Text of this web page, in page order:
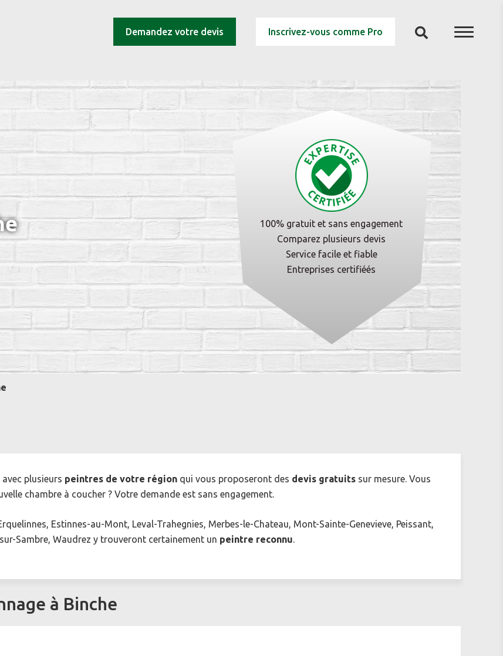
Demandez votre devis Inscrivez-vous comme Pro
100% gratuit et sans engagement
Comparez plusieurs devis
Service facile et fiable
Entreprises certifiéés
plusieurs peintres de votre région qui vous proposeront des devis gratuits sur mesure. Vous
chambre à coucher ? Votre demande est sans engagement.
Estinnes-au-Mont, Leval-Trahegnies, Merbes-le-Chateau, Mont-Sainte-Genevieve, Peissant,
Sambre, Waudrez y trouveront certainement un peintre reconnu.
à Binche